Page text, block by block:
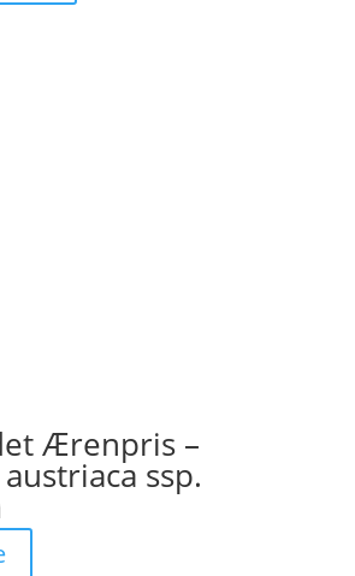
Ærenpris –
ssp.